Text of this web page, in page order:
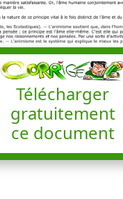
Télécharger
gratuitement
ce document